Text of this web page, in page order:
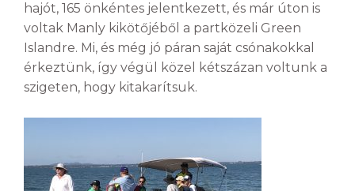
hajót, 165 önkéntes jelentkezett, és már úton is
voltak Manly kikötőjéből a partközeli Green
Islandre. Mi, és még jó páran saját csónakokkal
érkeztünk, így végül közel kétszázan voltunk a
szigeten, hogy kitakarítsuk.